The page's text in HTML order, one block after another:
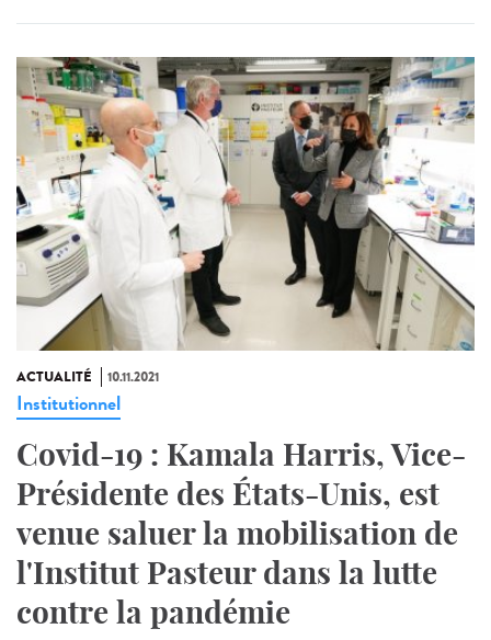
ACTUALITÉ 10.11.2021
Institutionnel
Covid-19 : Kamala Harris, Vice-
Présidente des États-Unis, est
venue saluer la mobilisation de
l'Institut Pasteur dans la lutte
contre la pandémie